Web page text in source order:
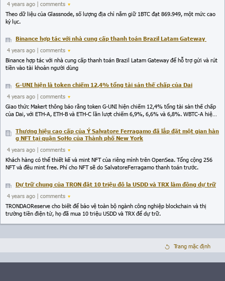
4 years ago | comments
Theo dữ liệu của Glassnode, số lượng địa chỉ nắm giữ 1BTC đạt 869.949, một mức cao
kỷ lục.
Binance hợp tác với nhà cung cấp thanh toán Brazil Latam Gateway
4 years ago | comments
Binance hợp tác với nhà cung cấp thanh toán Brazil Latam Gateway để hỗ trợ gửi và rút
tiền vào tài khoản người dùng
G-UNI hiện là token chiếm 12,4% tổng tài sản thế chấp của Dai
4 years ago | comments
Giao thức Makert thông báo rằng token G-UNI hiện chiếm 12,4% tổng tài sản thế chấp
của Dai, với ETH-A, ETH-B và ETH-C lần lượt chiếm 6,9%, 6,6% và 6,8%. WBTC-A hiện
Thương hiệu cao cấp của Ý Salvatore Ferragamo đã lắp đặt một gian hàn
g NFT tại quận SoHo của Thành phố New York
4 years ago | comments
Khách hàng có thể thiết kế và mint NFT của riêng mình trên OpenSea. Tổng cộng 256
NFT và đều mint free. Phí cho NFT sẽ do SalvatoreFerragamo thanh toán trước.
Dự trữ chung của TRON đặt 10 triệu đô la USDD và TRX làm đồng dự trữ
4 years ago | comments
TRONDAOReserve cho biết để bảo vệ toàn bộ ngành công nghiệp blockchain và thị
trường tiền điện tử, họ đã mua 10 triệu USDD và TRX để dự trữ.
Trang mặc định